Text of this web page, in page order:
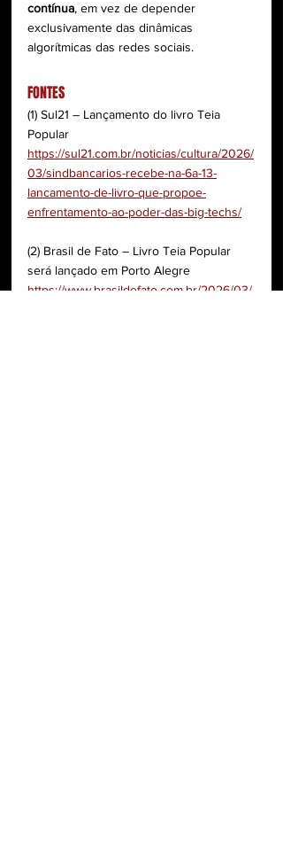
contínua, em vez de depender
exclusivamente das dinâmicas
algorítmicas das redes sociais.
FONTES
(1) Sul21 – Lançamento do livro Teia
Popular
https://sul21.com.br/noticias/cultura/2026/
03/sindbancarios-recebe-na-6a-13-
lancamento-de-livro-que-propoe-
enfrentamento-ao-poder-das-big-techs/
(2) Brasil de Fato – Livro Teia Popular
será lançado em Porto Alegre
https://www.brasildefato.com.br/2026/03/